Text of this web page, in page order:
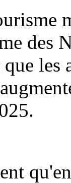
des
les